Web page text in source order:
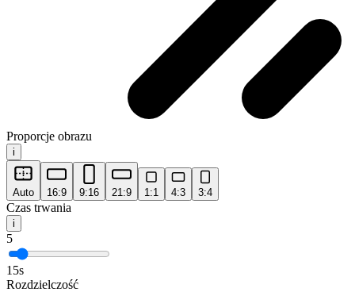
Proporcje obrazu
i
Auto 16:9 9:16 21:9 1:1 4:3 3:4
Czas trwania
i
5
15s
Rozdzielczość